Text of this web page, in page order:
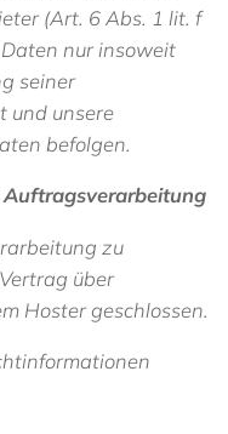
(Art. 6 Abs. 1 lit. f
nur insoweit
seiner
und unsere
befolgen.
Auftragsverarbeitung
zu
über
Hoster geschlossen.